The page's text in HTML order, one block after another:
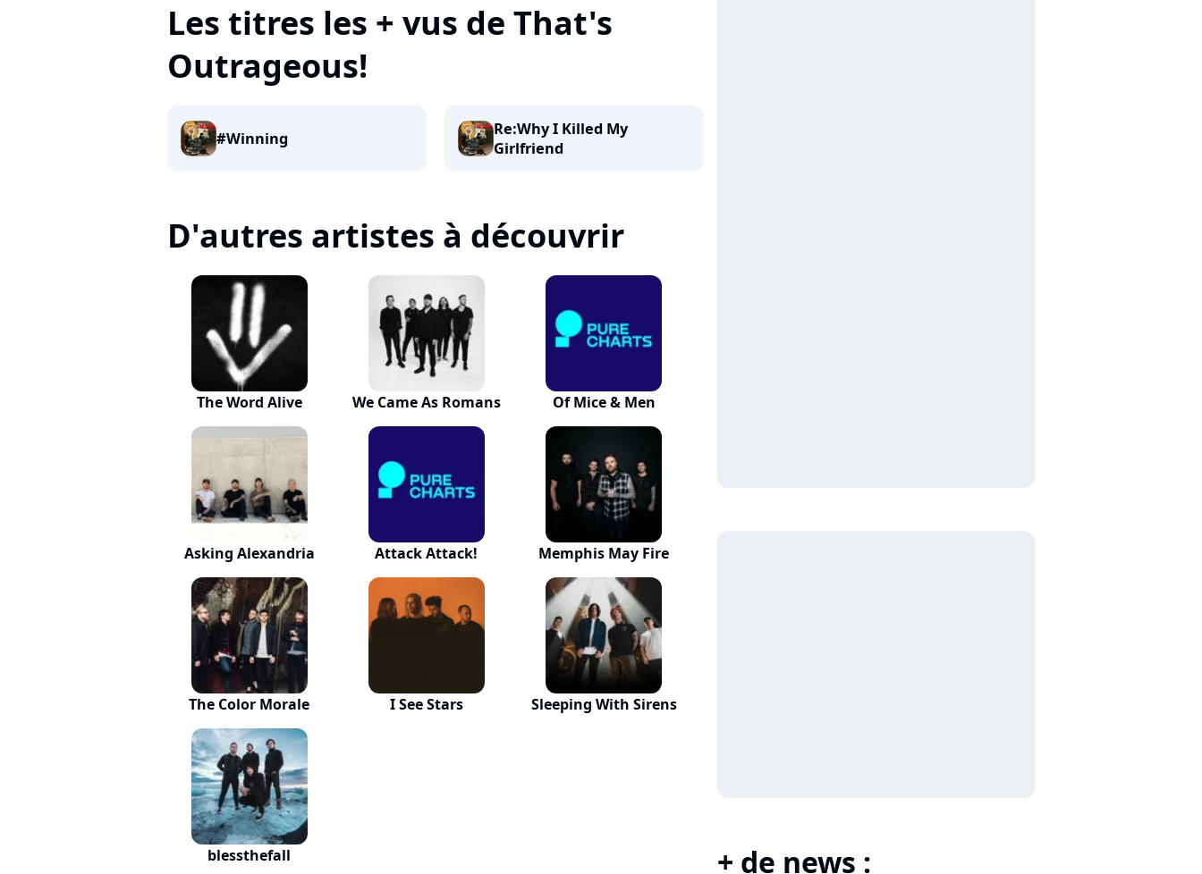
Les titres les + vus de That's
Outrageous!
#Winning
Re:Why I Killed My
Girlfriend
D'autres artistes à découvrir
The Word Alive We Came As Romans Of Mice & Men
Asking Alexandria Attack Attack! Memphis May Fire
The Color Morale I See Stars Sleeping With Sirens
blessthefall + de news :